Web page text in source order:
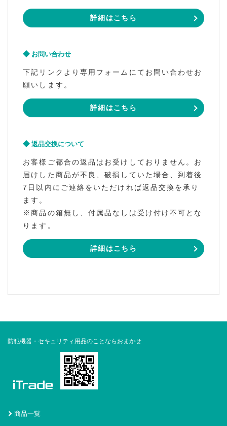
詳細はこちら
お問い合わせ
下記リンクより専用フォームにてお問い合わせお
願いします。
詳細はこちら
返品交換について
お客様ご都合の返品はお受けしておりません。お
届けした商品が不良、破損していた場合、到着後
7日以内にご連絡をいただければ返品交換を承り
ます。
※商品の箱無し、付属品なしは受け付け不可とな
ります。
詳細はこちら
防犯機器・セキュリティ用品のことならおまかせ
商品一覧